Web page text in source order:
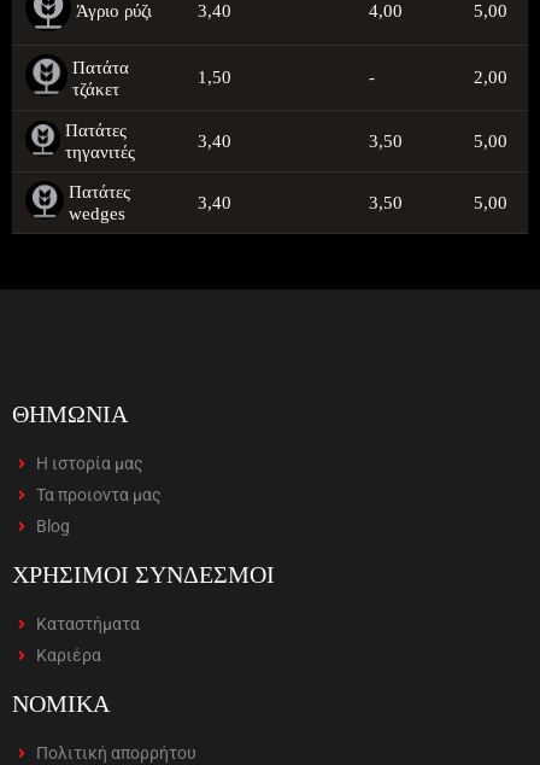
Άγριο ρύζι 3,40 4,00 5,00
Πατάτα
τζάκετ
1,50 - 2,00
Πατάτες
τηγανιτές
3,40 3,50 5,00
Πατάτες
wedges
3,40 3,50 5,00
ΘΗΜΩΝΙΑ
Η ιστορία μας
Τα προιοντα μας
Blog
ΧΡΗΣΙΜΟΙ ΣΥΝΔΕΣΜΟΙ
Καταστήματα
Καριέρα
ΝΟΜΙΚΑ
Πολιτική απορρήτου